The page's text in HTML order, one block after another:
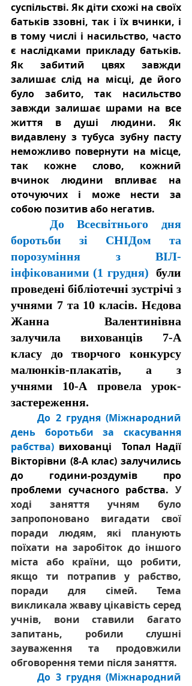
суспільстві. Як діти схожі на своїх
батьків ззовні, так і їх вчинки, і
в тому числі і насильство, часто
є наслідками прикладу батьків.
Як забитий цвях завжди
залишає слід на місці, де його
було забито, так насильство
завжди залишає шрами на все
життя в душі людини. Як
видавлену з тубуса зубну пасту
неможливо повернути на місце,
так кожне слово, кожний
вчинок людини впливає на
оточуючих і може нести за
собою позитив або негатив.
До Всесвітнього дня
боротьби зі СНІДом та
порозуміння з ВІЛ-
інфікованими (1 грудня)
  були
проведені бібліотечні зустрічі з
учнями 7 та 10 класів. Нєдова
Жанна Валентинівна
залучила вихованців 7-А
класу до творчого конкурсу
малюнків-плакатів, а з
учнями 10-А провела урок-
застереження.
До 2 грудня (Міжнародний
день боротьби за скасування
рабства) вихованці  Топал Надії
Вікторівни (8-А клас) залучились
до години-роздумів про
проблеми сучасного рабства. У
ході заняття учням було
запропоновано вигадати свої
поради людям, які планують
поїхати на заробіток до іншого
міста або країни, що робити,
якщо ти потрапив у рабство,
поради для сімей. Тема
викликала жваву цікавість серед
учнів, вони ставили багато
запитань, робили слушні
зауваження та продовжили
До 3 грудня (Міжнародний